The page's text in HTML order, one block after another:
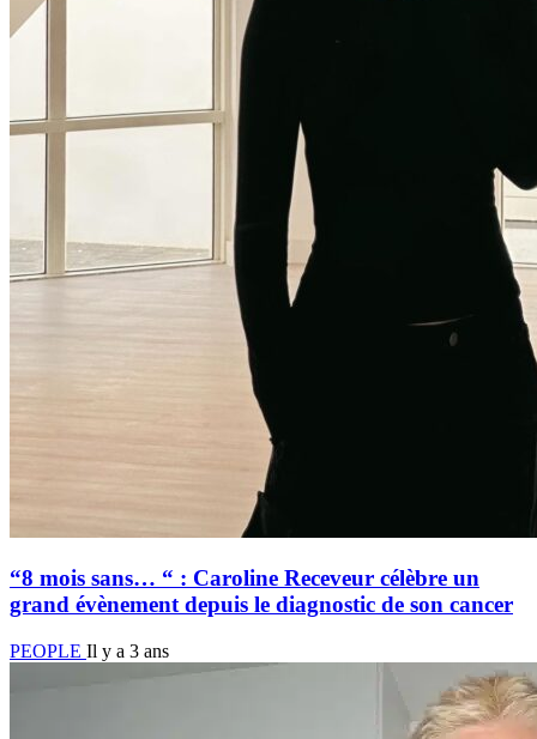
“8 mois sans… “ : Caroline Receveur célèbre un
grand évènement depuis le diagnostic de son cancer
PEOPLE Il y a 3 ans